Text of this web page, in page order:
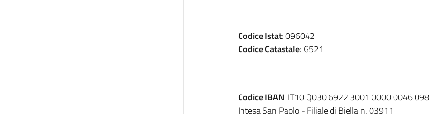
Codice Istat: 096042
Codice Catastale: G521
Codice IBAN: IT10 Q030 6922 3001 0000 0046 098
Intesa San Paolo - Filiale di Biella n. 03911